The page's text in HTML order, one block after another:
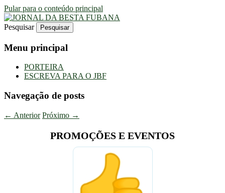
Pular para o conteúdo principal
JORNAL DA BESTA FUBANA
Uma Gazeta Escrota
Pesquisar
Menu principal
PORTEIRA
ESCREVA PARA O JBF
Navegação de posts
← Anterior Próximo →
PROMOÇÕES E EVENTOS